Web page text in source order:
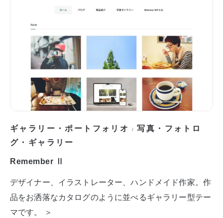
ギャラリー・ポートフォリオ /写真・フォトロ
グ・ギャラリー
Remember Ⅱ
デザイナー、イラストレーター、ハンドメイド作家。作
品をお洒落なカタログのように並べるギャラリー型テー
マです。 ＞